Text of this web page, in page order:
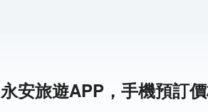
永安旅遊APP，手機預訂價